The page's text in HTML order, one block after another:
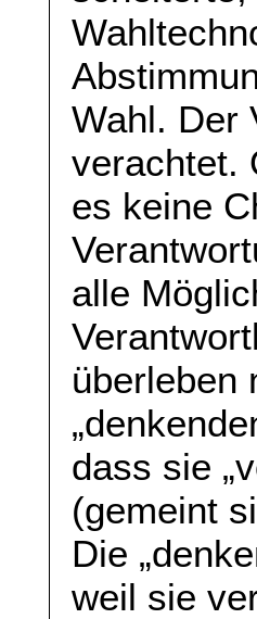
Wahl. Der
verachtet.
es keine
alle
überleben
dass sie
(gemeint
Die
weil sie